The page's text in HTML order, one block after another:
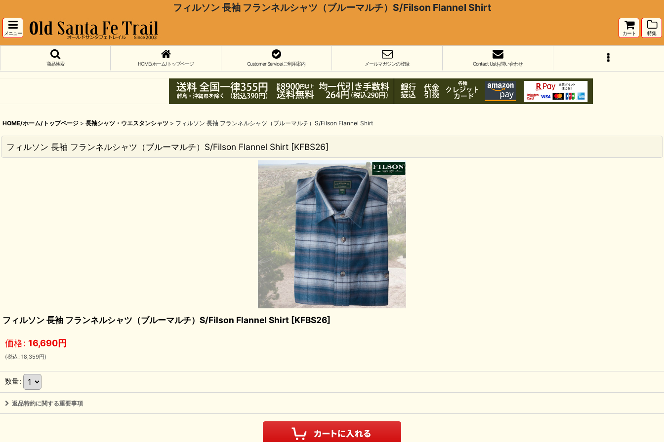
フィルソン 長袖 フランネルシャツ（ブルーマルチ）S/Filson Flannel Shirt
メニュー カート 特集
商品検索 HOME/ホーム/トップページ Customer Service/ご利用案内 メールマガジンの登録 Contact Us/お問い合わせ
HOME/ホーム/トップページ > 長袖シャツ・ウエスタンシャツ > フィルソン 長袖 フランネルシャツ（ブルーマルチ）S/Filson Flannel Shirt
フィルソン 長袖 フランネルシャツ（ブルーマルチ）S/Filson Flannel Shirt [KFBS26]
フィルソン 長袖 フランネルシャツ（ブルーマルチ）S/Filson Flannel Shirt [KFBS26]
価格: 16,690円
(税込 : 18,359円)
数量:
返品特約に関する重要事項